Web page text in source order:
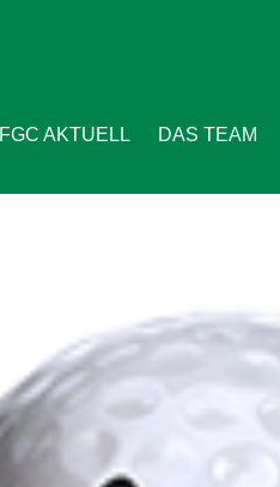
FGC AKTUELL DAS TEAM